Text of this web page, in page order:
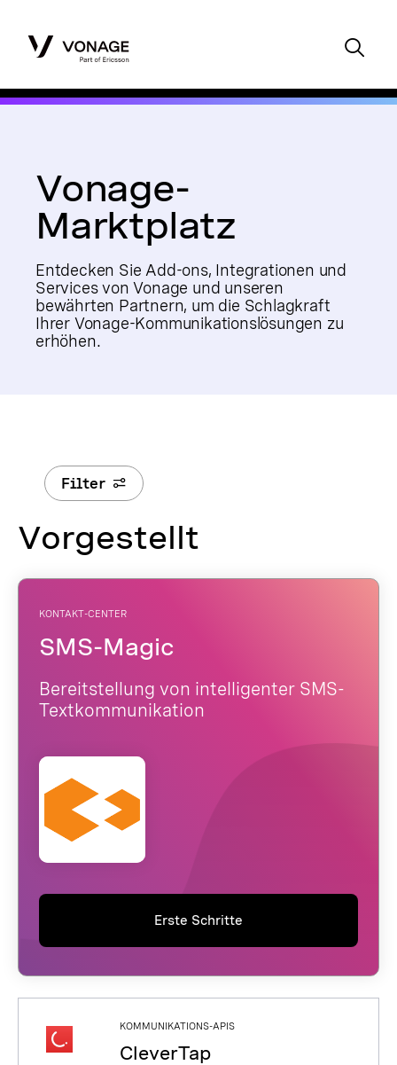
Vonage-
Marktplatz
Entdecken Sie Add-ons, Integrationen und
Services von Vonage und unseren
bewährten Partnern, um die Schlagkraft
Ihrer Vonage-Kommunikationslösungen zu
erhöhen.
Filter
Vorgestellt
KONTAKT-CENTER
SMS-Magic
Bereitstellung von intelligenter SMS-
Textkommunikation
Erste Schritte
KOMMUNIKATIONS-APIS
CleverTap